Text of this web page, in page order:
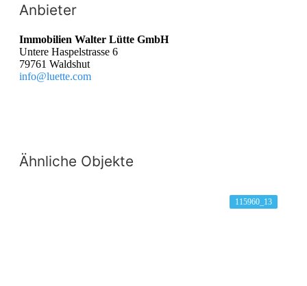
Anbieter
Immobilien Walter Lütte GmbH
Untere Haspelstrasse 6
79761 Waldshut
info@luette.com
Ähnliche Objekte
115960_13